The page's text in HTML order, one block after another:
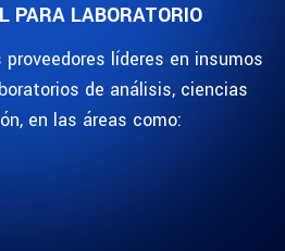
PARA LABORATORIO
líderes en insumos
de análisis, ciencias
en las áreas como: